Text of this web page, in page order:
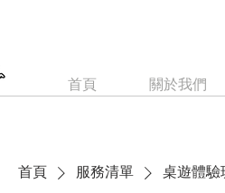
首頁 關於我們
首頁 服務清單 桌遊體驗